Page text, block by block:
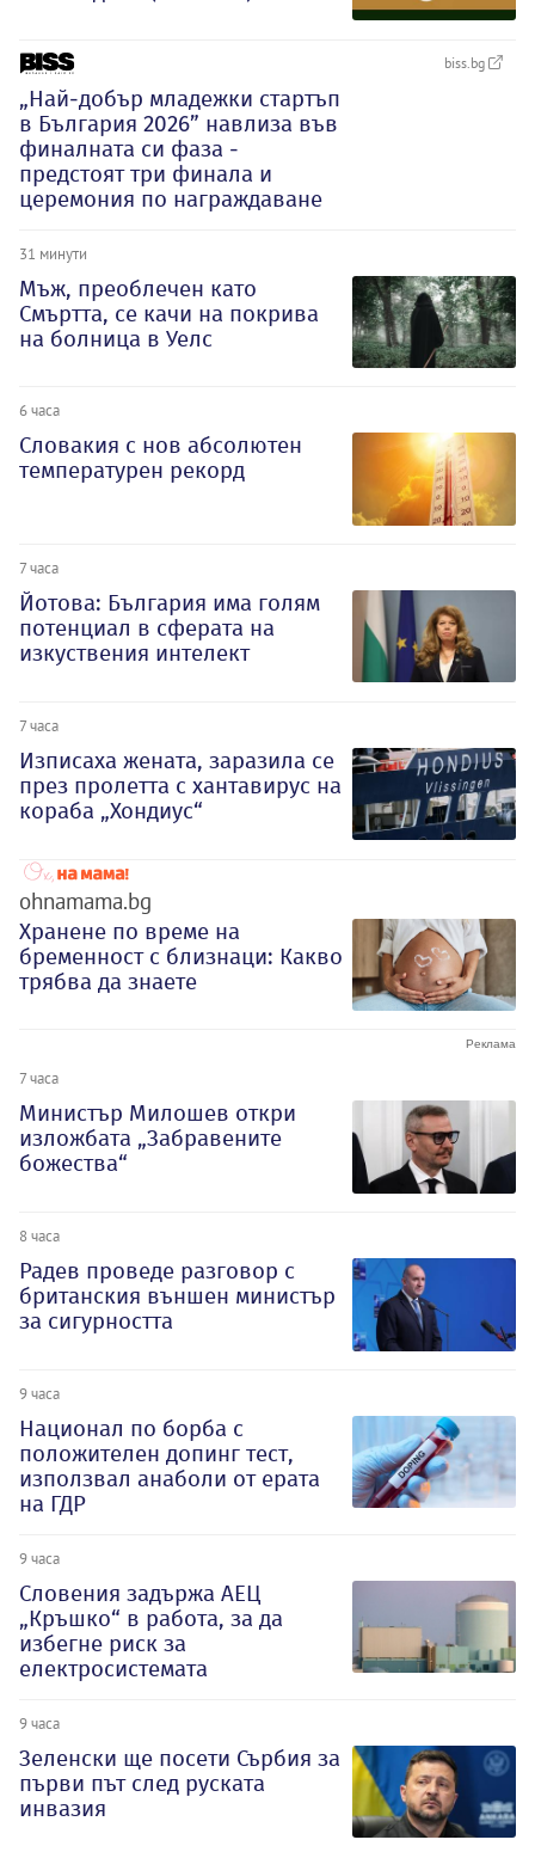
biss.bg
„Най-добър младежки стартъп
в България 2026” навлиза във
финалната си фаза -
предстоят три финала и
церемония по награждаване
31 минути
Мъж, преоблечен като
Смъртта, се качи на покрива
на болница в Уелс
6 часа
Словакия с нов абсолютен
температурен рекорд
7 часа
Йотова: България има голям
потенциал в сферата на
изкуствения интелект
7 часа
Изписаха жената, заразила се
през пролетта с хантавирус на
кораба „Хондиус“
ohnamama.bg
Хранене по време на
бременност с близнаци: Какво
трябва да знаете
7 часа
Министър Милошев откри
изложбата „Забравените
божества“
8 часа
Радев проведе разговор с
британския външен министър
за сигурността
9 часа
Национал по борба с
положителен допинг тест,
използвал анаболи от ерата
на ГДР
9 часа
Словения задържа АЕЦ
„Кръшко“ в работа, за да
избегне риск за
електросистемата
9 часа
Зеленски ще посети Сърбия за
първи път след руската
инвазия